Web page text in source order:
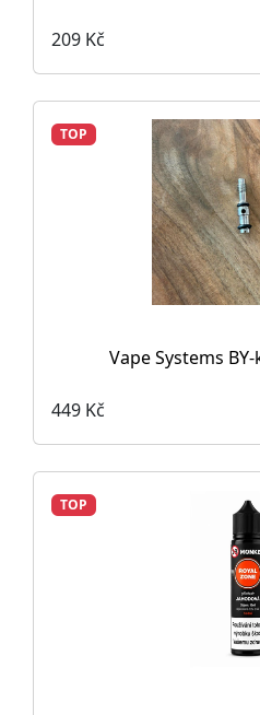
209 Kč
TOP
Vape Systems
449 Kč
TOP